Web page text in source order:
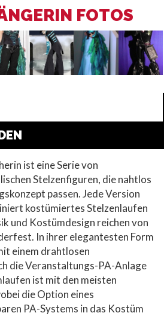
FOTOS
ist eine Serie von
Stelzenfiguren, die nahtlos
passen. Jede Version
kostümiertes Stelzenlaufen
und Kostümdesign reichen von
In ihrer elegantesten Form
einem drahtlosen
die Veranstaltungs-PA-Anlage
ist mit den meisten
die Option eines
PA-Systems in das Kostüm